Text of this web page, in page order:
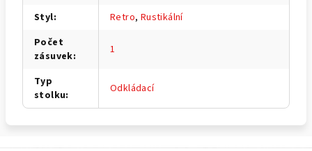
Styl: Retro, Rustikální
Počet
zásuvek: 1
Typ
stolku: Odkládací